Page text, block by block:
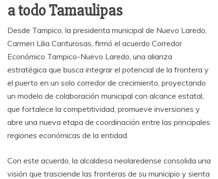
a todo Tamaulipas
Desde Tampico, la presidenta municipal de Nuevo Laredo,
Carmen Lilia Canturosas, firmó el acuerdo Corredor
Económico Tampico-Nuevo Laredo, una alianza
estratégica que busca integrar el potencial de la frontera y
el puerto en un solo corredor de crecimiento, proyectando
un modelo de colaboración municipal con alcance estatal,
que fortalece la competitividad, promueve inversiones y
abre una nueva etapa de coordinación entre las principales
regiones económicas de la entidad.
Con este acuerdo, la alcaldesa neolaredense consolida una
visión que trasciende las fronteras de su municipio y sienta